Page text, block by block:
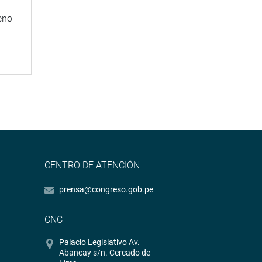
CENTRO DE ATENCIÓN
prensa@congreso.gob.pe
CNC
Palacio Legislativo Av.
Abancay s/n. Cercado de